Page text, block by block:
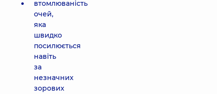
втомлюваність
очей,
яка
швидко
посилюється
навіть
за
незначних
зорових